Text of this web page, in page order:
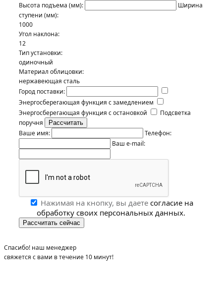
Высота подъема (мм):
Ширина
ступени (мм):
1000
Угол наклона:
12
Тип установки:
одиночный
Материал облицовки:
нержавеющая сталь
Город поставки:
Энергосберегающая функция с замедлением
Энергосберегающая функция с остановкой
Подсветка
поручня
Ваше имя:
Телефон:
Ваш e-mail:
Нажимая на кнопку, вы даете согласие на
обработку своих персональных данных.
Спасибо! наш менеджер
свяжется с вами в течение 10 минут!